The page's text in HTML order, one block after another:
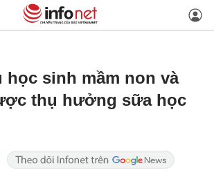
học sinh mầm non và
thụ hưởng sữa học